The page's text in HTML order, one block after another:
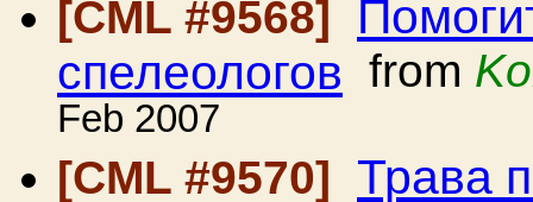
[CML #9568]
спелеологов from
Feb 2007
[CML #9570] Трава